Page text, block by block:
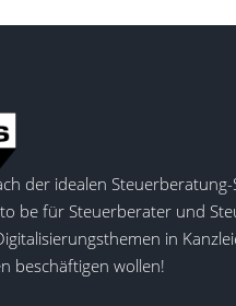
der idealen
be für Steuerberater und
in
beschäftigen wollen!